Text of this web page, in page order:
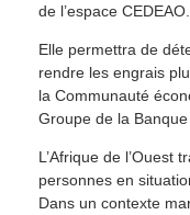
de l’espace CEDEAO.
Elle permettra de
rendre les engrais
la Communauté
Groupe de la
L’Afrique de l’Ouest
personnes en
Dans un contexte